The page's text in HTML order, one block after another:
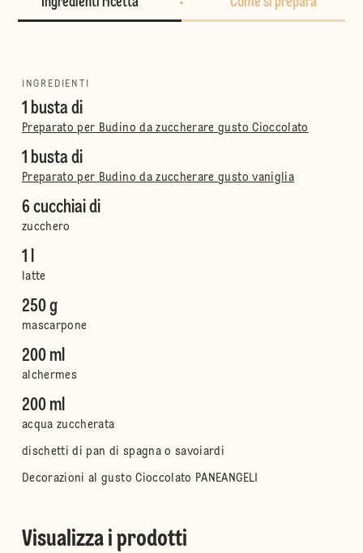
INGREDIENTI
1 busta di
Preparato per Budino da zuccherare gusto Cioccolato
1 busta di
Preparato per Budino da zuccherare gusto vaniglia
6 cucchiai di
zucchero
1 l
latte
250 g
mascarpone
200 ml
alchermes
200 ml
acqua zuccherata
dischetti di pan di spagna o savoiardi
Decorazioni al gusto Cioccolato PANEANGELI
Visualizza i prodotti